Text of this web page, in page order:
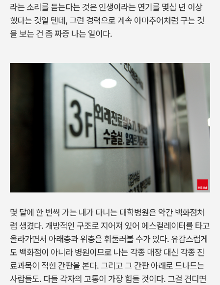
라는 소리를 듣는다는 것은 인생이라는 연기를 몇십 년 이상
했다는 것일 텐데, 그런 경력으로 계속 아마추어처럼 구는 것
을 보는 건 좀 짜증 나는 일이다.
몇 달에 한 번씩 가는 내가 다니는 대학병원은 약간 백화점처
럼 생겼다. 개방적인 구조로 지어져 있어 에스컬레이터를 타고
올라가면서 아래층과 위층을 휘둘러볼 수가 있다. 유감스럽게
도 백화점이 아니라 병원이므로 나는 각종 매장 대신 각종 진
료과목이 적힌 간판을 본다. 그리고 그 간판 아래로 드나드는
사람들도. 다들 각자의 고통이 가장 힘들 것이다. 그걸 견디면